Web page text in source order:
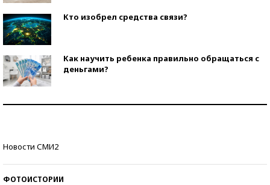
Кто изобрел средства связи?
Как научить ребенка правильно обращаться с
деньгами?
Новости СМИ2
ФОТОИСТОРИИ